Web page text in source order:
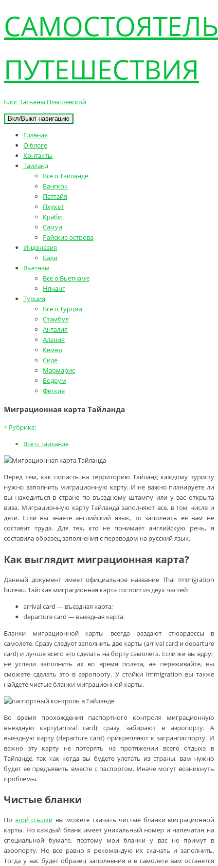
ПУТЕШЕСТВИЯ
Блог Татьяны Плышевской
Вкл/Выкл навигацию
Главная
О блоге
Контакты
Таиланд
Все о Таиланде
Бангкок
Паттайя
Пхукет
Краби
Самуи
Райские острова
Индонезия
Бали
Вьетнам
Все о Вьетнаме
Нячанг
Турция
Все о Турции
Стамбул
Анталия
Алания
Кемер
Сиде
Мармарис
Бодрум
Фетхие
Миграционная карта Тайланда
> Рубрика:
Все о Таиланде
Перед тем, как попасть на территорию Тайланд каждому туристу
нужно заполнить миграционную карту. И не важно планируете ли
вы находиться в стране по въездному штампу или у вас открыта
виза. Миграционную карту Тайланда заполняют все, в том числе и
дети. Если вы знаете английский язык, то заполнить ее вам не
составит труда. Для тех, кто не понимает английскую речь, я
составила образец заполнения с переводом на русский язык.
Как выглядит миграционная карта?
Данный документ имеет официальное название Thai Immigration
bureau. Тайская миграционная карта состоит из двух частей:
arrival card — въездная карта;
departure card — выездная карта.
Бланки миграционной карты всегда раздают стюардессы в
самолете. Сразу следует заполнить две карты (arrival card и departure
card) и лучше всего это сделать на борту самолета. Если же вы вдруг
не успели заполнить их во время полета, не переживайте, вы
сможете сделать это в аэропорту. У стойки Immigration вы также
найдете чистые бланки миграционной карты.
Во время прохождения паспортного контроля миграционную
въездную карту(arrival card) сразу забирают в аэропорту. А
выездную карту (departure card) прикрепляют к загранпаспорту. И
важно эту карту не потерять на протяжении всего отдыха в
Тайланде, так как когда вы будете улетать из страны, вам нужно
будет ее предъявить вместе с паспортом. Иначе могут возникнуть
проблемы.
Чистые бланки
По этой ссылки вы можете скачать чистые бланки миграционной
карты. Но каждый бланк имеет уникальный номер и напечатан на
специальной бумаге, поэтому мои бланки у вас не примут в
аэропорту. Но все равно я рекомендую их скачать и заполнить.
Тогда у вас будет образец заполнения и в самолете вам останется